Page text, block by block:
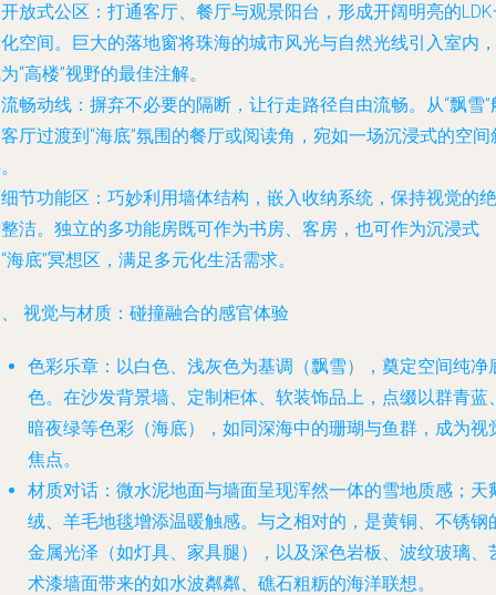
开放式公区 ：打通客厅、餐厅与观景阳台，形成开阔明亮的
空间。巨大的落地窗将珠海的城市风光与自然光线引入室内，
“高楼”视野的最佳注解。
流畅动线 ：摒弃不必要的隔断，让行走路径自由流畅。从“飘雪”
厅过渡到“海底”氛围的餐厅或阅读角，宛如一场沉浸式的空间
细节功能区 ：巧妙利用墙体结构，嵌入收纳系统，保持视觉的绝
洁。独立的多功能房既可作为书房、客房，也可作为沉浸式
海底”冥想区，满足多元化生活需求。
视觉与材质：碰撞融合的感官体验
色彩乐章 ：以白色、浅灰色为基调（飘雪），奠定空间纯净
色。在沙发背景墙、定制柜体、软装饰品上，点缀以群青蓝
暗夜绿等色彩（海底），如同深海中的珊瑚与鱼群，成为视
焦点。
材质对话 ：微水泥地面与墙面呈现浑然一体的雪地质感；天
绒、羊毛地毯增添温暖触感。与之相对的，是黄铜、不锈钢
金属光泽（如灯具、家具腿），以及深色岩板、波纹玻璃、
术漆墙面带来的如水波粼粼、礁石粗粝的海洋联想。